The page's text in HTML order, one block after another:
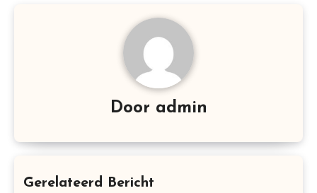
Door admin
Gerelateerd Bericht